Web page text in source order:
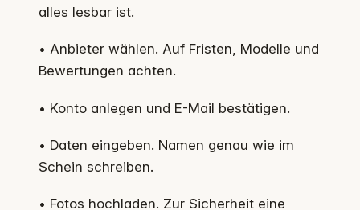
alles lesbar ist.
• Anbieter wählen. Auf Fristen, Modelle und
Bewertungen achten.
• Konto anlegen und E-Mail bestätigen.
• Daten eingeben. Namen genau wie im
Schein schreiben.
• Fotos hochladen. Zur Sicherheit eine